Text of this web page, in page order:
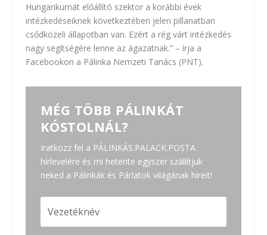
Hungarikumát előállító szektor a korábbi évek
intézkedéseiknek következtében jelen pillanatban
csődközeli állapotban van. Ezért a rég várt intézkedés
nagy segítségére lenne az ágazatnak.” – írja a
Facebookon a Pálinka Nemzeti Tanács (PNT).
MÉG TÖBB PÁLINKÁT
KÓSTOLNÁL?
Iratkozz fel a PÁLINKÁS.PALACK.POSTA
hírlevelére és mi hetente egyszer szállítjuk
neked a Pálinkák és Párlatok világának híreit!